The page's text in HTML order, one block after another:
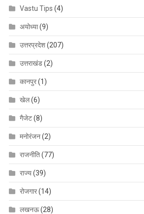
Vastu Tips (4)
अयोध्या(9)
उत्तरप्रदेश(207)
उत्तराखंड(2)
कानपुर(1)
खेल(6)
गैजेट(8)
मनोरंजन(2)
राजनीति(77)
राज्य(39)
रोजगार(14)
लखनऊ(28)